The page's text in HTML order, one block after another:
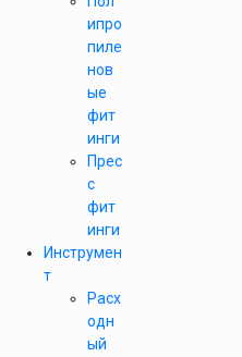
ипро
пиле
нов
ые
фит
инги
Прес
с
фит
инги
Инструмен
т
Расх
одн
ый